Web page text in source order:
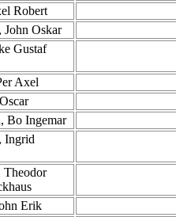
Robert
John Oskar
Gustaf
Axel
Bo Ingemar
Ingrid
Theodor
Erik